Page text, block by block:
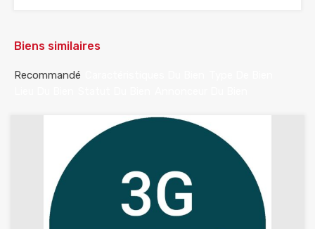
Biens similaires
Recommandé